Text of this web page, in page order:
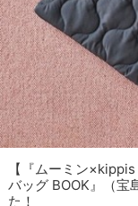
【『ムーミン
バッグ BOOK』（宝
た！